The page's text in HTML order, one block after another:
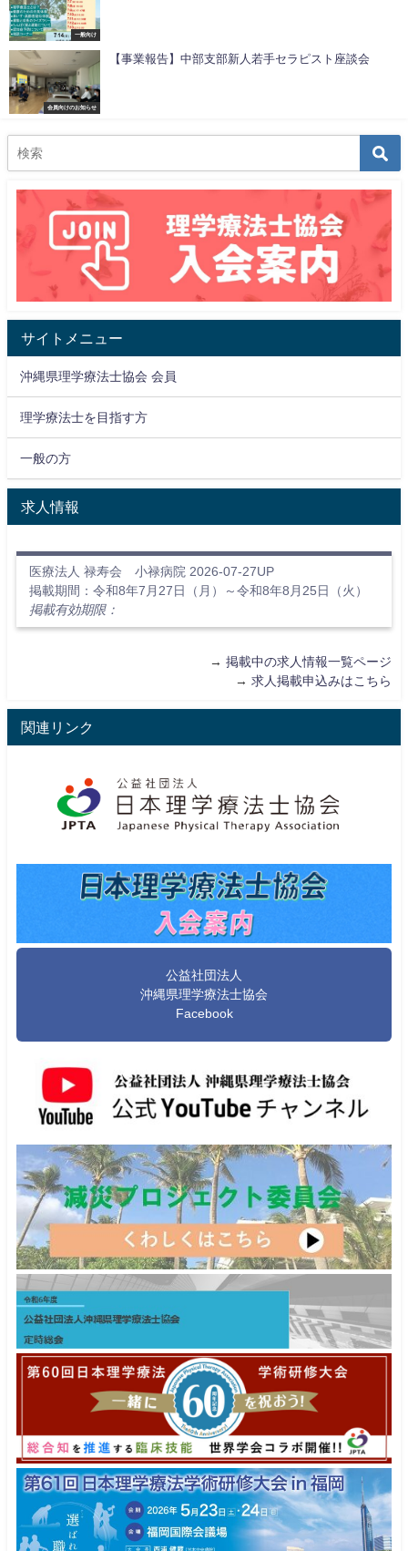
一般向け
会員向けのお知らせ
【事業報告】中部支部新人若手セラピスト座談会
サイトメニュー
沖縄県理学療法士協会 会員
理学療法士を目指す方
一般の方
求人情報
医療法人 禄寿会 小禄病院 2026-07-27UP
掲載期間：令和8年7月27日（月）～令和8年8月25日（火）
掲載有効期限：
→ 掲載中の求人情報一覧ページ
→ 求人掲載申込みはこちら
関連リンク
公益社団法人
沖縄県理学療法士協会
Facebook